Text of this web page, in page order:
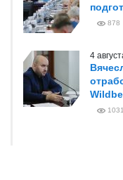
878
4
1031